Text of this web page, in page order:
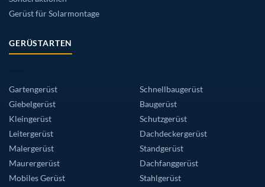
Gerüst für Solarmontage
GERÜSTARTEN
Gartengerüst
Giebelgerüst
Kleingerüst
Leitergerüst
Malergerüst
Maurergerüst
Mobiles Gerüst
Schnellbaugerüst
Baugerüst
Schutzgerüst
Dachdeckergerüst
Standgerüst
Dachfanggerüst
Stahlgerüst